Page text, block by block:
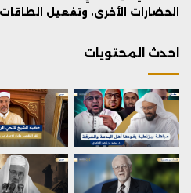
الحضارات الأخرى، وتفعيل
احدث المحتويات